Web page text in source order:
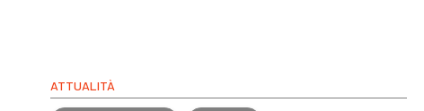
ATTUALITÀ